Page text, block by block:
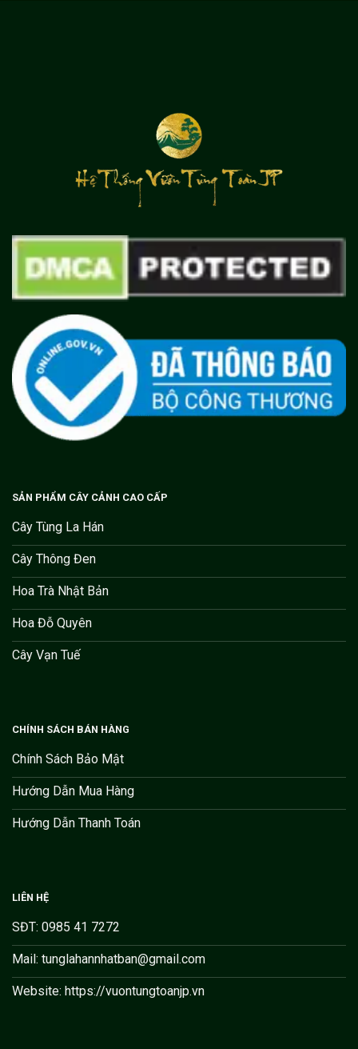
SẢN PHẨM CÂY CẢNH CAO CẤP
Cây Tùng La Hán
Cây Thông Đen
Hoa Trà Nhật Bản
Hoa Đỗ Quyên
Cây Vạn Tuế
CHÍNH SÁCH BÁN HÀNG
Chính Sách Bảo Mật
Hướng Dẫn Mua Hàng
Hướng Dẫn Thanh Toán
LIÊN HỆ
SĐT: 0985 41 7272
Mail: tunglahannhatban@gmail.com
Website: https://vuontungtoanjp.vn